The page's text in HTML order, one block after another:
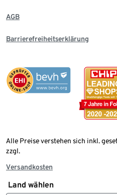
AGB
Barrierefreiheitserklärung
Alle Preise verstehen sich inkl.
zzgl.
Versandkosten
Land wählen